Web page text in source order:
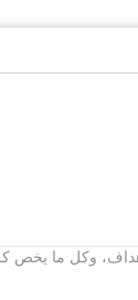
وكل ما